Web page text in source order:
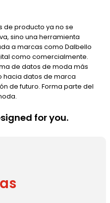
de producto ya no se
sino una herramienta
a marcas como Dalbello
como comercialmente.
de datos de moda más
hacia datos de marca
de futuro. Forma parte del
for you.